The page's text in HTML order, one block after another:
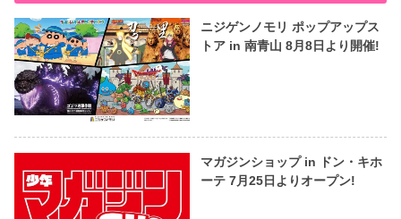
ニジゲンノモリ ポップアップス
トア in 南青山 8月8日より開催!
マガジンショップ in ドン・キホ
ーテ 7月25日よりオープン!